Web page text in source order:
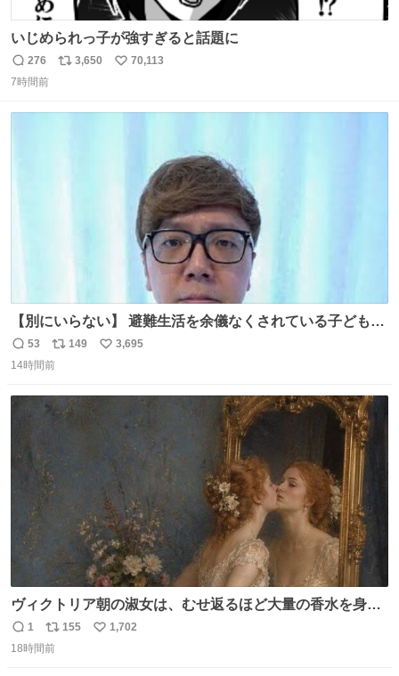
いじめられっ子が強すぎると話題に
返
信
276
リ
3,650
い
70,113
7時間前
【別にいらない】 避難生活を余儀なくされている子どもた
ちのためにヒカキンボックス1000個を寄付させていただき
ました
返
信
53
リ
ポ
ト
149
い
3,695
14時間前
ヴィクトリア朝の淑女は、むせ返るほど大量の香水を身に
つけるものではないとされていた。それでも香水は、髪や
肌の手入れと同じくらい、ヴィクトリア朝の女性達の美容
返
信
1
リ
ポ
155
い
1,702
18時間前